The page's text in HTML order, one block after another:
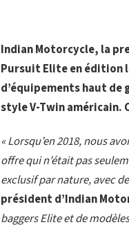
Indian Motorcycle, la
Pursuit Elite en édition
d’équipements haut de
style V-Twin américain.
« Lorsqu’en 2018, nous
offre qui n’était pas
exclusif par nature, avec
président d’Indian
baggers Elite et de